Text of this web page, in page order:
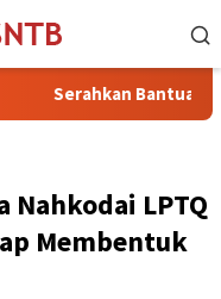
Bantuan di Kelurahan
Nahkodai LPTQ
Membentuk